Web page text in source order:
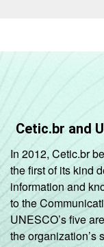
Cetic.br and
In 2012, Cetic.br
the first of its kind
information and
to the
UNESCO’s five
the organization’s